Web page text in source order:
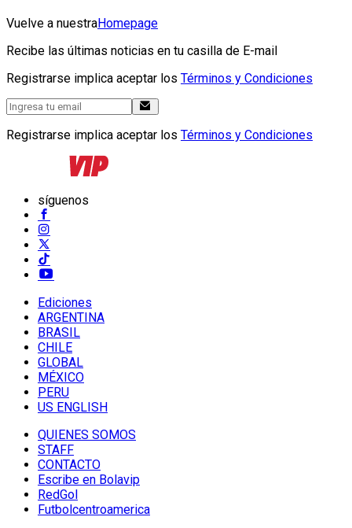
Vuelve a nuestraHomepage
Recibe las últimas noticias en tu casilla de E-mail
Registrarse implica aceptar los Términos y Condiciones
Registrarse implica aceptar los Términos y Condiciones
síguenos
Ediciones
ARGENTINA
BRASIL
CHILE
GLOBAL
MÉXICO
PERU
US ENGLISH
QUIENES SOMOS
STAFF
CONTACTO
Escribe en Bolavip
RedGol
Futbolcentroamerica